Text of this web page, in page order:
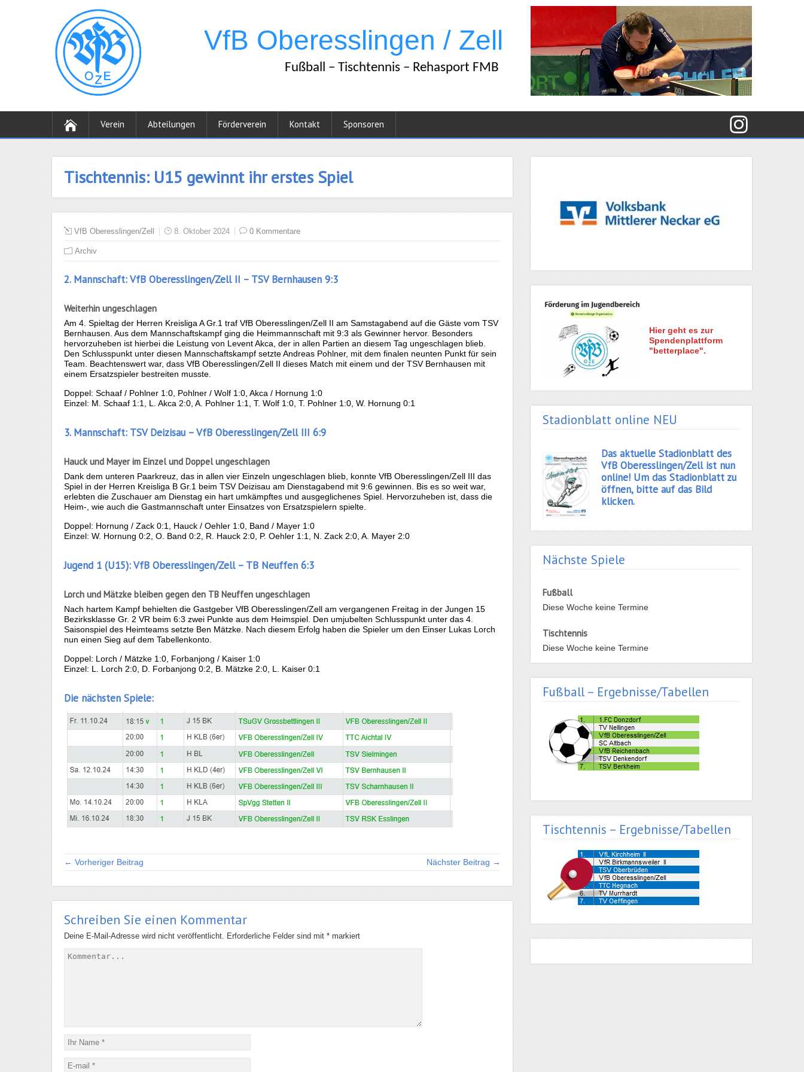
Verein Abteilungen Förderverein Kontakt Sponsoren
Tischtennis: U15 gewinnt ihr erstes Spiel
VfB Oberesslingen/Zell 8. Oktober 2024 0 Kommentare
Archiv
2. Mannschaft: VfB Oberesslingen/Zell II – TSV Bernhausen 9:3
Weiterhin ungeschlagen
Am 4. Spieltag der Herren Kreisliga A Gr.1 traf VfB Oberesslingen/Zell II am Samstagabend auf die Gäste vom TSV
Bernhausen. Aus dem Mannschaftskampf ging die Heimmannschaft mit 9:3 als Gewinner hervor. Besonders
hervorzuheben ist hierbei die Leistung von Levent Akca, der in allen Partien an diesem Tag ungeschlagen blieb.
Den Schlusspunkt unter diesen Mannschaftskampf setzte Andreas Pohlner, mit dem finalen neunten Punkt für sein
Team. Beachtenswert war, dass VfB Oberesslingen/Zell II dieses Match mit einem und der TSV Bernhausen mit
einem Ersatzspieler bestreiten musste.
Doppel: Schaaf / Pohlner 1:0, Pohlner / Wolf 1:0, Akca / Hornung 1:0
Einzel: M. Schaaf 1:1, L. Akca 2:0, A. Pohlner 1:1, T. Wolf 1:0, T. Pohlner 1:0, W. Hornung 0:1
3. Mannschaft: TSV Deizisau – VfB Oberesslingen/Zell III 6:9
Hauck und Mayer im Einzel und Doppel ungeschlagen
Dank dem unteren Paarkreuz, das in allen vier Einzeln ungeschlagen blieb, konnte VfB Oberesslingen/Zell III das
Spiel in der Herren Kreisliga B Gr.1 beim TSV Deizisau am Dienstagabend mit 9:6 gewinnen. Bis es so weit war,
erlebten die Zuschauer am Dienstag ein hart umkämpftes und ausgeglichenes Spiel. Hervorzuheben ist, dass die
Heim-, wie auch die Gastmannschaft unter Einsatzes von Ersatzspielern spielte.
Doppel: Hornung / Zack 0:1, Hauck / Oehler 1:0, Band / Mayer 1:0
Einzel: W. Hornung 0:2, O. Band 0:2, R. Hauck 2:0, P. Oehler 1:1, N. Zack 2:0, A. Mayer 2:0
Jugend 1 (U15): VfB Oberesslingen/Zell – TB Neuffen 6:3
Lorch und Mätzke bleiben gegen den TB Neuffen ungeschlagen
Nach hartem Kampf behielten die Gastgeber VfB Oberesslingen/Zell am vergangenen Freitag in der Jungen 15
Bezirksklasse Gr. 2 VR beim 6:3 zwei Punkte aus dem Heimspiel. Den umjubelten Schlusspunkt unter das 4.
Saisonspiel des Heimteams setzte Ben Mätzke. Nach diesem Erfolg haben die Spieler um den Einser Lukas Lorch
nun einen Sieg auf dem Tabellenkonto.
Doppel: Lorch / Mätzke 1:0, Forbanjong / Kaiser 1:0
Einzel: L. Lorch 2:0, D. Forbanjong 0:2, B. Mätzke 2:0, L. Kaiser 0:1
Die nächsten Spiele:
← Vorheriger Beitrag Nächster Beitrag →
Schreiben Sie einen Kommentar
Deine E-Mail-Adresse wird nicht veröffentlicht. Erforderliche Felder sind mit * markiert
Hier geht es zur
Spendenplattform
"betterplace".
Stadionblatt online NEU
Das aktuelle Stadionblatt des
VfB Oberesslingen/Zell ist nun
online! Um das Stadionblatt zu
öffnen, bitte auf das Bild
klicken.
Nächste Spiele
Fußball
Diese Woche keine Termine
Tischtennis
Diese Woche keine Termine
Fußball – Ergebnisse/Tabellen
Tischtennis – Ergebnisse/Tabellen